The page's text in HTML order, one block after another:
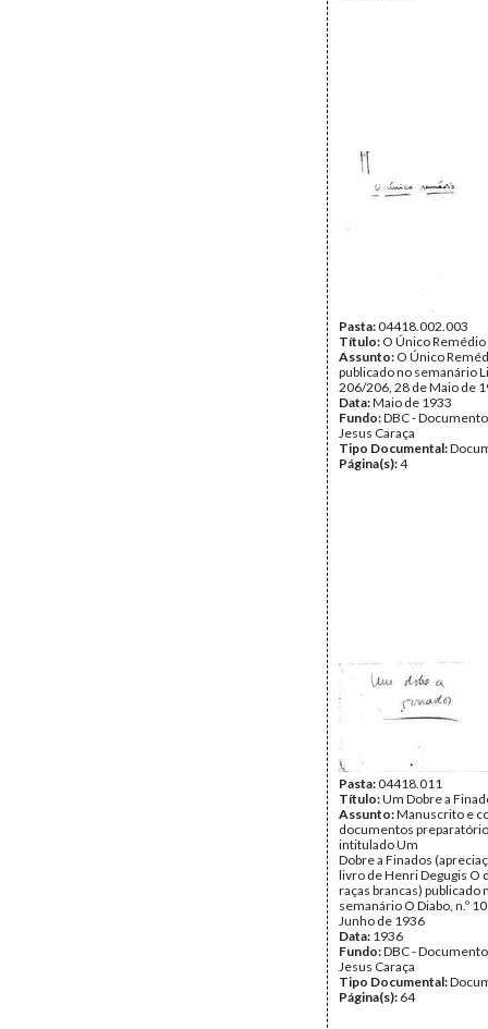
Pasta:04418.002.003
Título: O Único Remédio
Assunto: O Único
publicado no semanário
206/206, 28 de Maio de
Data:Maio de 1933
Fundo:DBC -
Jesus Caraça
Tipo Documental:
Página(s):4
Pasta:04418.011
Título:Um Dobre a
Assunto:Manuscrito e
documentos
intitulado Um
Dobre a Finados
livro de Henri Degugis O
raças brancas) publicado
semanário O Diabo, n.º
Junho de 1936
Data: 1936
Fundo:DBC -
Jesus Caraça
Tipo Documental:
Página(s): 64